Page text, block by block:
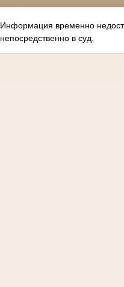
Информация временно
непосредственно в суд.